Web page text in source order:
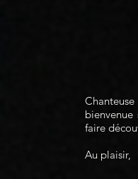
faire
Au plaisir,